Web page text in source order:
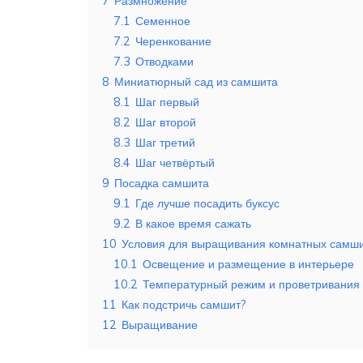
7.1 Семенное
7.2 Черенкование
7.3 Отводками
8 Миниатюрный сад из самшита
8.1
Шаг первый
8.2 Шаг второй
8.3 Шаг третий
8.4 Шаг четвёртый
9 Посадка самшита
9.1
Где лучше посадить буксус
9.2 В какое время сажать
10 Условия для выращивания комнатных
10.1 Освещение и размещение в интерьере
10.2 Температурный режим и проветривания
11
Как подстричь самшит?
12 Выращивание